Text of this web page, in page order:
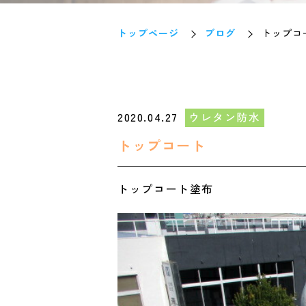
トップページ ブログ トップ
2020.04.27 ウレタン防水
トップコート
トップコート塗布